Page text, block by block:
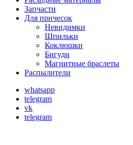
Запчасти
Для причесок
Невидимки
Шпильки
Коклюшки
Бигуди
Магнитные браслеты
Распылители
whatsapp
telegram
vk
telegram